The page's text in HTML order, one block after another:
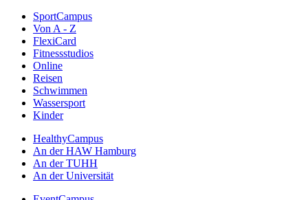
SportCampus
Von A - Z
FlexiCard
Fitnessstudios
Online
Reisen
Schwimmen
Wassersport
Kinder
HealthyCampus
An der HAW Hamburg
An der TUHH
An der Universität